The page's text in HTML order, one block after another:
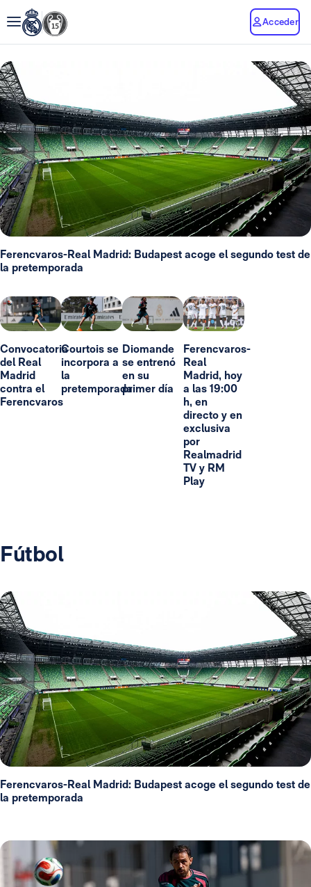
Acceder
Ferencvaros-Real Madrid: Budapest acoge el segundo test de
la pretemporada
Convocatoria
del Real
Madrid
contra el
Ferencvaros
Courtois se
incorpora a
la
pretemporada
Diomande
se entrenó
en su
primer día
Ferencvaros-
Real
Madrid, hoy
a las 19:00
h, en
directo y en
exclusiva
por
Realmadrid
TV y RM
Play
Fútbol
Ferencvaros-Real Madrid: Budapest acoge el segundo test de
la pretemporada